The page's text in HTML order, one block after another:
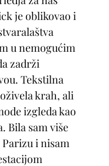
je oblikovao i
u nemogućim
zadrži
Tekstilna
krah, ali
izgleda kao
Bila sam više
i nisam